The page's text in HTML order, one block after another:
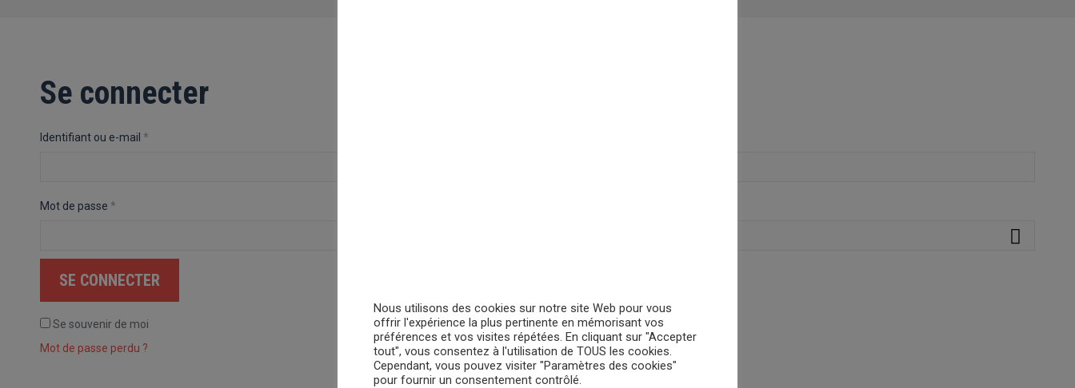
Se connecter
Identifiant ou e-mail *
Mot de passe *
SE CONNECTER
Se souvenir de moi
Mot de passe perdu ?
Nous utilisons des cookies sur notre site Web pour vous
offrir l'expérience la plus pertinente en mémorisant vos
préférences et vos visites répétées. En cliquant sur "Accepter
tout", vous consentez à l'utilisation de TOUS les cookies.
Cependant, vous pouvez visiter "Paramètres des cookies"
pour fournir un consentement contrôlé.